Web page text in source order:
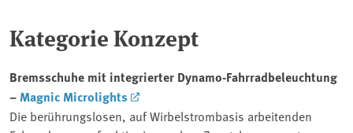
Kategorie Konzept
Bremsschuhe mit integrierter Dynamo-Fahrradbeleuchtung
– Magnic Microlights
Die berührungslosen, auf Wirbelstrombasis arbeitenden